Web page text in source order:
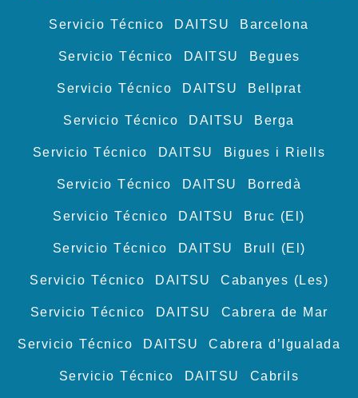
Servicio Técnico DAITSU Barcelona
Servicio Técnico DAITSU Begues
Servicio Técnico DAITSU Bellprat
Servicio Técnico DAITSU Berga
Servicio Técnico DAITSU Bigues i Riells
Servicio Técnico DAITSU Borredà
Servicio Técnico DAITSU Bruc (El)
Servicio Técnico DAITSU Brull (El)
Servicio Técnico DAITSU Cabanyes (Les)
Servicio Técnico DAITSU Cabrera de Mar
Servicio Técnico DAITSU Cabrera d’Igualada
Servicio Técnico DAITSU Cabrils